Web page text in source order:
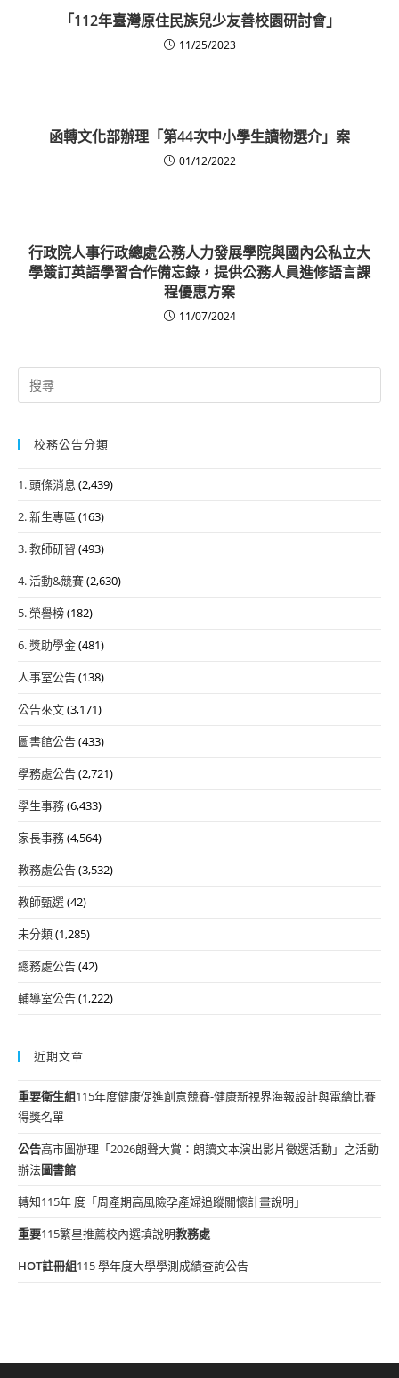
「112年臺灣原住民族兒少友善校園研討會」
11/25/2023
函轉文化部辦理「第44次中小學生讀物選介」案
01/12/2022
行政院人事行政總處公務人力發展學院與國內公私立大
學簽訂英語學習合作備忘錄，提供公務人員進修語言課
程優惠方案
11/07/2024
Search
for:
校務公告分類
1. 頭條消息 (2,439)
2. 新生專區 (163)
3. 教師研習 (493)
4. 活動&競賽(2,630)
5. 榮譽榜(182)
6. 獎助學金(481)
人事室公告(138)
公告來文(3,171)
圖書館公告(433)
學務處公告(2,721)
學生事務(6,433)
家長事務(4,564)
教務處公告(3,532)
教師甄選(42)
未分類(1,285)
總務處公告(42)
輔導室公告(1,222)
近期文章
重要衛生組115年度健康促進創意競賽-健康新視界海報設計與電繪比賽
得獎名單
公告高市圖辦理「2026朗聲大賞：朗讀文本演出影片徵選活動」之活動
辦法圖書館
轉知115年 度「周產期高風險孕產婦追蹤關懷計畫說明」
重要115繁星推薦校內選填說明教務處
HOT註冊組115 學年度大學學測成績查詢公告